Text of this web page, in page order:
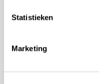
Statistieken
Marketing
Achternaam